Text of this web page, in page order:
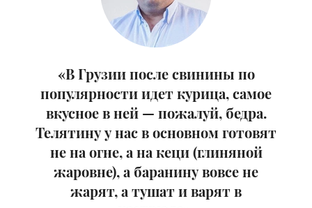
«В Грузии после свинины по
популярности идет курица, самое
вкусное в ней — пожалуй, бедра.
Телятину у нас в основном готовят
не на огне, а на кеци (глиняной
жаровне), а баранину вовсе не
жарят, а тушат и варят в